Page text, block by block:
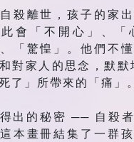
殺離世，孩子的家
會「不開心」、「
「驚惶」。他們不
對家人的思念，默默
了」所帶來的「痛」。
得出的秘密 ── 自殺
本畫冊結集了一群